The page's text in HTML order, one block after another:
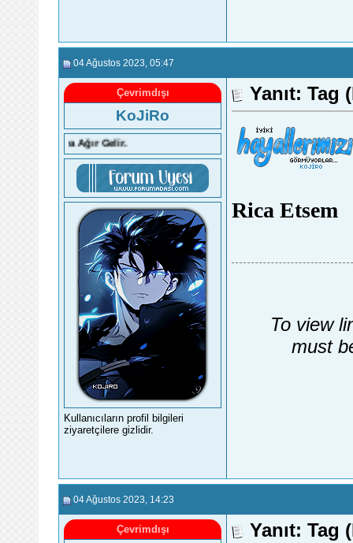
04 Ağustos 2023 , 05:47
Çevrimdışı
KoJiRo
Ağır Gelir.
Kullanıcıların profil bilgileri
ziyaretçilere gizlidir.
Yanıt: Tag
Rica Etsem
To view
must
04 Ağustos 2023 , 14:23
Çevrimdışı
Yanıt: Tag